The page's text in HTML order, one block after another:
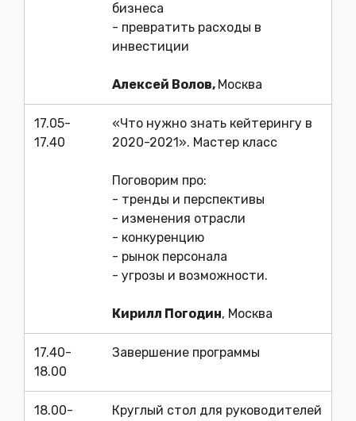
бизнеса
- превратить расходы в
инвестиции
Алексей Волов, Москва
17.05-
17.40
«Что нужно знать кейтерингу в
2020-2021». Мастер класс
Поговорим про:
- тренды и перспективы
- изменения отрасли
- конкуренцию
- рынок персонала
- угрозы и возможности.
Кирилл Погодин, Москва
17.40-
18.00
Завершение программы
18.00-
Круглый стол для руководителей